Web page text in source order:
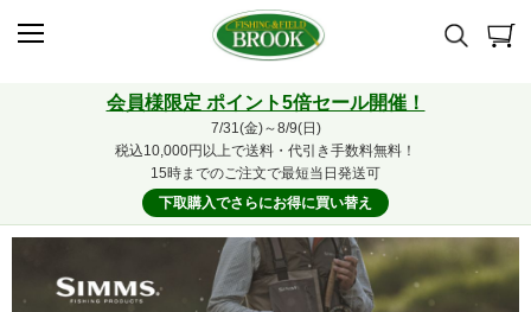
会員様限定 ポイント5倍セール開催！
7/31(金)～8/9(日)
税込10,000円以上で送料・代引き手数料無料！
15時までのご注文で最短当日発送可
下取購入でさらにお得に買い替え